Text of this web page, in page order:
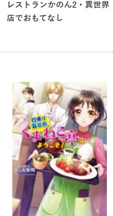
レストランかのん2・異世界
店でおもてなし